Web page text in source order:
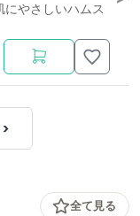
にやさしいハムス
›
全て見る